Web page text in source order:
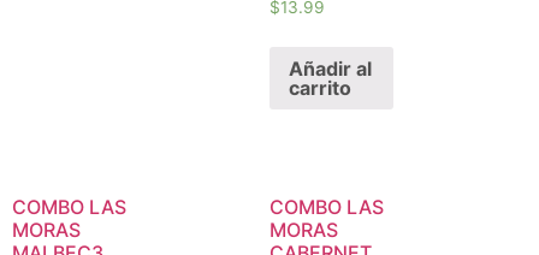
$13.99
Añadir al
carrito
COMBO LAS
MORAS
COMBO LAS
MORAS